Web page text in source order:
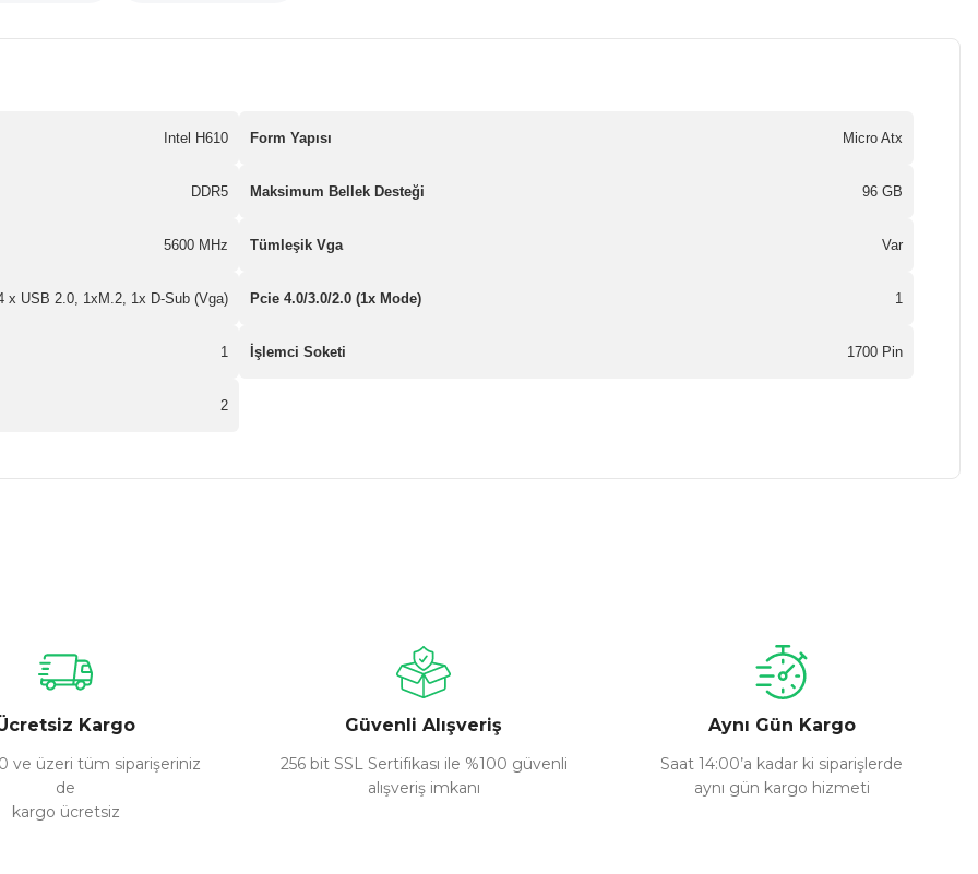
Intel H610 Form Yapısı Micro Atx
DDR5 Maksimum Bellek Desteği 96 GB
5600 MHz Tümleşik Vga Var
x USB 2.0, 1xM.2, 1x D-Sub (Vga) Pcie 4.0/3.0/2.0 (1x Mode) 1
1 İşlemci Soketi 1700 Pin
2
Kargo
ve üzeri tüm siparişeriniz
de
kargo ücretsiz
Güvenli Alışveriş
256 bit SSL Sertifikası ile %100 güvenli
alışveriş imkanı
Aynı Gün Kargo
Saat 14:00’a kadar ki siparişlerde
aynı gün kargo hizmeti